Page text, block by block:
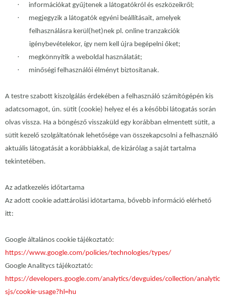
· információkat gyűjtenek a látogatókról és eszközeikről;
·
megjegyzik a látogatók egyéni beállításait, amelyek
felhasználásra kerül(het)nek pl. online tranzakciók
igénybevételekor, így nem kell újra begépelni őket;
· megkönnyítik a weboldal használatát;
· minőségi felhasználói élményt biztosítanak.
A testre szabott kiszolgálás érdekében a felhasználó számítógépén kis
adatcsomagot, ún. sütit (cookie) helyez el és a későbbi látogatás során
olvas vissza. Ha a böngésző visszaküld egy korábban elmentett sütit, a
sütit kezelő szolgáltatónak lehetősége van összekapcsolni a felhasználó
aktuális látogatását a korábbiakkal, de kizárólag a saját tartalma
tekintetében.
Az adatkezelés időtartama
Az adott cookie adattárolási idötartama, bővebb információ elérhető
itt:
Google általános cookie tájékoztató:
https://www.google.com/policies/technologies/types/
Google Analitycs tájékoztató:
https://developers.google.com/analytics/devguides/collection/analytic
sjs/cookie-usage?hl=hu